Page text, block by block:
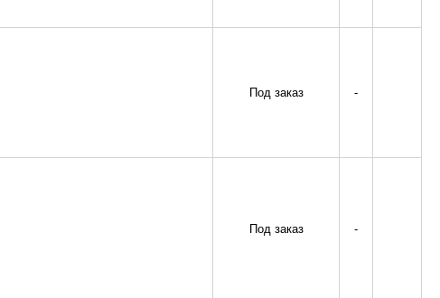
Под заказ -
Под заказ -